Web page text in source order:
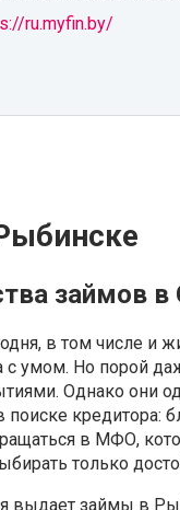
ru.myfin.by/
займов в
в том числе и
умом. Но порой
Однако они
кредитора:
в МФО,
только
выдает займы в